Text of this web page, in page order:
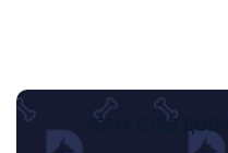
ЧОМУ СЛІД